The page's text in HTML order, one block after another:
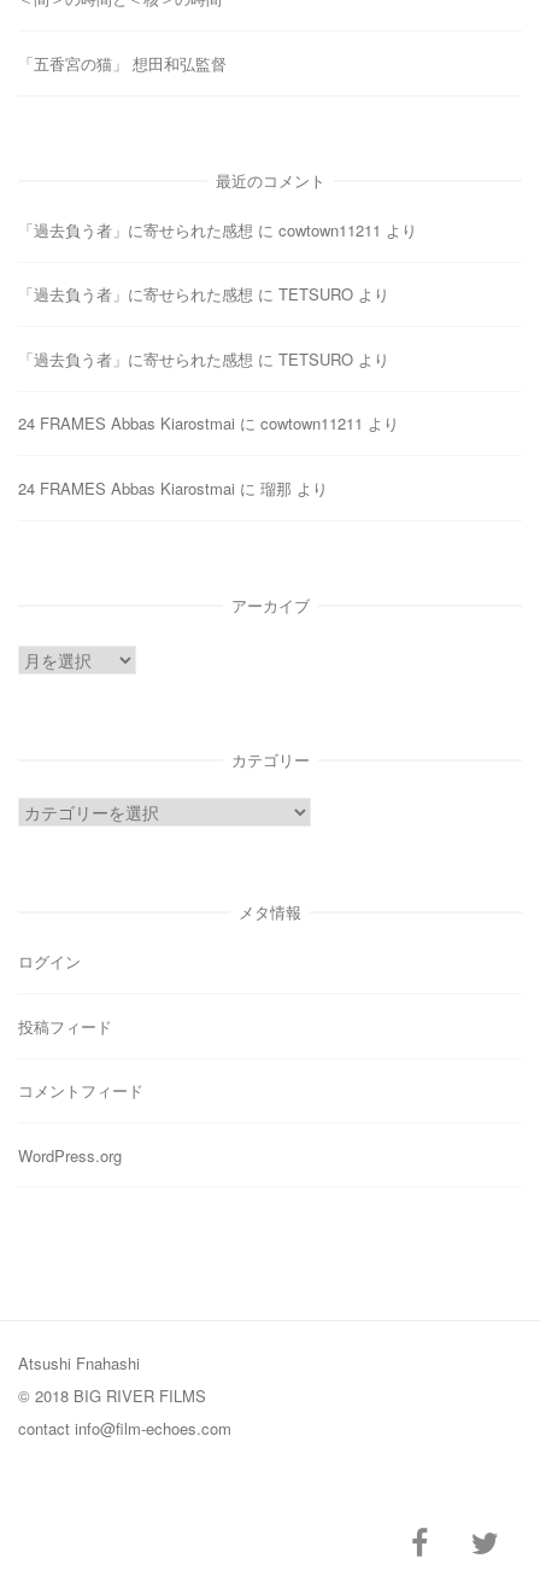
「五香宮の猫」 想田和弘監督
最近のコメント
「過去負う者」に寄せられた感想 に cowtown11211 より
「過去負う者」に寄せられた感想 に TETSURO より
「過去負う者」に寄せられた感想 に TETSURO より
24 FRAMES Abbas Kiarostmai に cowtown11211 より
24 FRAMES Abbas Kiarostmai に 瑠那 より
アーカイブ
ア
カテゴリー
カ
メタ情報
ログイン
投稿フィード
コメントフィード
WordPress.org
Atsushi Fnahashi
© 2018 BIG RIVER FILMS
contact info@film-echoes.com